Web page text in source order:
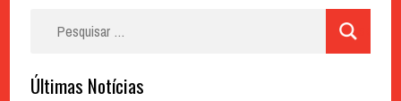
Últimas Notícias